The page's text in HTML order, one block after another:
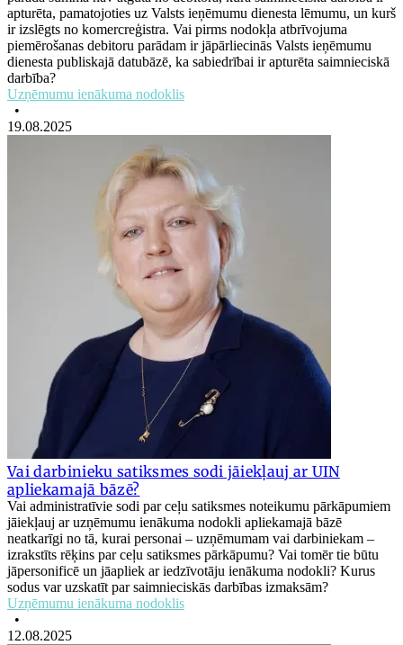
apturēta, pamatojoties uz Valsts ieņēmumu dienesta lēmumu, un kurš
ir izslēgts no komercreģistra. Vai pirms nodokļa atbrīvojuma
piemērošanas debitoru parādam ir jāpārliecinās Valsts ieņēmumu
dienesta publiskajā datubāzē, ka sabiedrībai ir apturēta saimnieciskā
darbība?
Uzņēmumu ienākuma nodoklis
•
19.08.2025
Vai darbinieku satiksmes sodi jāiekļauj ar UIN
apliekamajā bāzē?
Vai administratīvie sodi par ceļu satiksmes noteikumu pārkāpumiem
jāiekļauj ar uzņēmumu ienākuma nodokli apliekamajā bāzē
neatkarīgi no tā, kurai personai ­– uzņēmumam vai darbiniekam ­–
izrakstīts rēķins par ceļu satiksmes pārkāpumu? Vai tomēr tie būtu
jāpersonificē un jāapliek ar iedzīvotāju ienākuma nodokli? Kurus
sodus var uzskatīt par saimnieciskās darbības izmaksām?
Uzņēmumu ienākuma nodoklis
•
12.08.2025